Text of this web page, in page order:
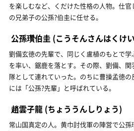
を楽しむなど、くだけた性格の人物。仕
の兄弟子の公孫?伯圭に任せる。
公孫瓚伯圭 (こうそんさんはくけ
劉備玄徳の先輩で、同じく盧植のもとで
を率い、鋸鹿を落とす。その際、劉備、
隊として連れていった。のちに曹操孟徳
には「公孫?先輩」と呼ばれている。
趙雲子龍 (ちょううんしりょう)
常山国真定の人。黄巾討伐軍の陣営で公孫